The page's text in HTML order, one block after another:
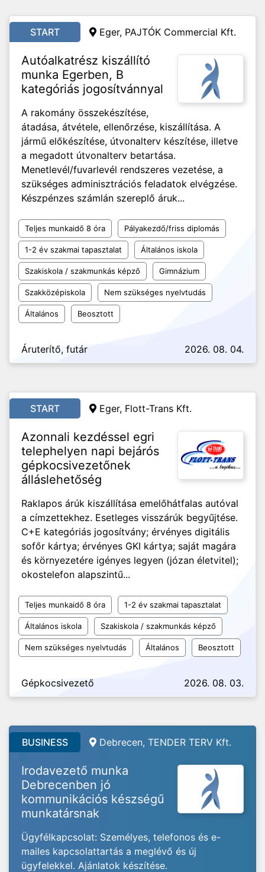
START Eger, PAJTÓK Commercial Kft.
Autóalkatrész kiszállító
munka Egerben, B
kategóriás jogosítvánnyal
A rakomány összekészítése,
átadása, átvétele, ellenőrzése, kiszállítása. A
jármű előkészítése, útvonalterv készítése, illetve
a megadott útvonalterv betartása.
Menetlevél/fuvarlevél rendszeres vezetése, a
szükséges adminisztrációs feladatok elvégzése.
Készpénzes számlán szereplő áruk...
Teljes munkaidő 8 óra Pályakezdő/friss diplomás
1-2 év szakmai tapasztalat Általános iskola
Szakiskola / szakmunkás képző Gimnázium
Szakközépiskola Nem szükséges nyelvtudás
Általános Beosztott
Áruterítő, futár 2026. 08. 04.
START Eger, Flott-Trans Kft.
Azonnali kezdéssel egri
telephelyen napi bejárós
gépkocsivezetőnek
álláslehetőség
Raklapos árúk kiszállítása emelőhátfalas autóval
a címzettekhez. Esetleges visszárúk begyűjtése.
C+E kategóriás jogosítvány; érvényes digitális
sofőr kártya; érvényes GKI kártya; saját magára
és környezetére igényes legyen (józan életvitel);
okostelefon alapszintű...
Teljes munkaidő 8 óra 1-2 év szakmai tapasztalat
Általános iskola Szakiskola / szakmunkás képző
Nem szükséges nyelvtudás Általános Beosztott
Gépkocsivezető 2026. 08. 03.
BUSINESS Debrecen, TENDER TERV Kft.
Irodavezető munka
Debrecenben jó
kommunikációs készségű
munkatársnak
Ügyfélkapcsolat: Személyes, telefonos és e-
mailes kapcsolattartás a meglévő és új
ügyfelekkel. Ajánlatok készítése.